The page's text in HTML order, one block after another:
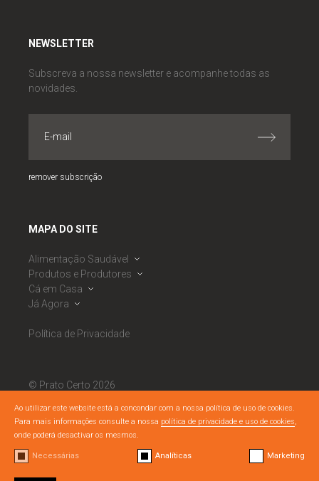
Ao utilizar este website está a concondar com a nossa política de uso de cookies.
Para mais informações consulte a nossa política de privacidade e uso de cookies,
onde poderá desactivar os mesmos.
Necessárias Analíticas Marketing
NEWSLETTER
Subscreva a nossa newsletter e acompanhe todas as
novidades.
remover subscrição
MAPA DO SITE
Alimentação Saudável
Dieta Mediterrânica
Roda da Alimentação Mediterrânica
Observatório de Segurança Alimentar
RNAES
Produtos e Produtores
Banco de Produtores
Calendário Sazonal
Cabazes Alimentares
Cá em Casa
Receitas
Listagem de Dicas
Já Agora
Eventos
Política de Privacidade
© Prato Certo 2026
Bybluesoft.pt/Nuts Branding